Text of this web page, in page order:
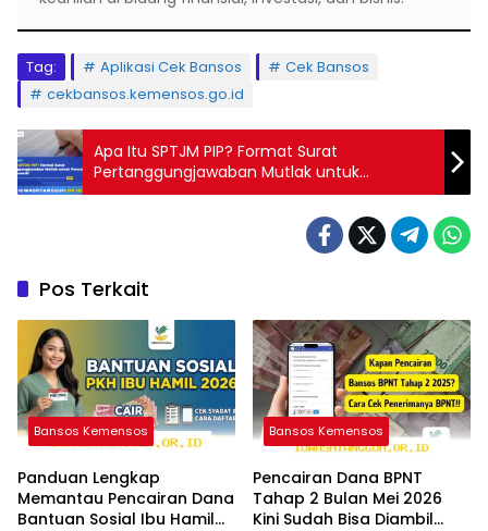
Tag: Aplikasi Cek Bansos
Cek Bansos
cekbansos.kemensos.go.id
Apa Itu SPTJM PIP? Format Surat
Pertanggungjawaban Mutlak untuk
Pencairan Dana Kolektif
Pos Terkait
Bansos Kemensos
Panduan Lengkap
Memantau Pencairan Dana
Bantuan Sosial Ibu Hamil
Bansos Kemensos
Pencairan Dana BPNT
Tahap 2 Bulan Mei 2026
Kini Sudah Bisa Diambil